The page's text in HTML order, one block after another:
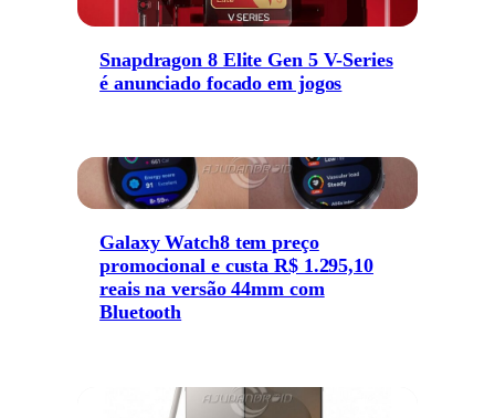
Snapdragon 8 Elite Gen 5 V-Series
é anunciado focado em jogos
Galaxy Watch8 tem preço
promocional e custa R$ 1.295,10
reais na versão 44mm com
Bluetooth